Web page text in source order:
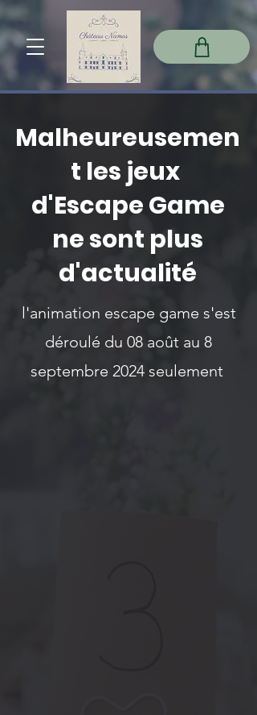
Malheureusemen
t les jeux
d'Escape Game
ne sont plus
d'actualité
l'animation escape game s'est
déroulé du 08 août au 8
septembre 2024 seulement